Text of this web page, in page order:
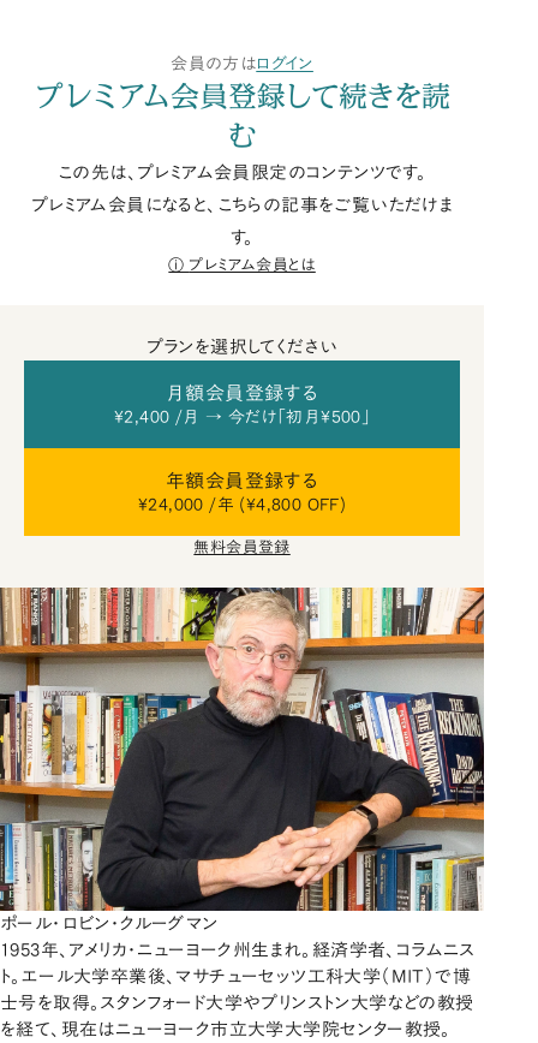
会員の方はログイン
プレミアム会員登録して続きを読
む
この先は、プレミアム会員限定のコンテンツです。
プレミアム会員になると、こちらの記事をご覧いただけま
す。
プレミアム会員とは
プランを選択してください
月額会員登録する
¥2,400 /月 → 今だけ「初月¥500」
年額会員登録する
¥24,000 /年 (¥4,800 OFF)
無料会員登録
ポール・ロビン・クルーグマン
1953年、アメリカ・ニューヨーク州生まれ。経済学者、コラムニス
ト。エール大学卒業後、マサチューセッツ工科大学（MIT）で博
士号を取得。スタンフォード大学やプリンストン大学などの教授
を経て、現在はニューヨーク市立大学大学院センター教授。